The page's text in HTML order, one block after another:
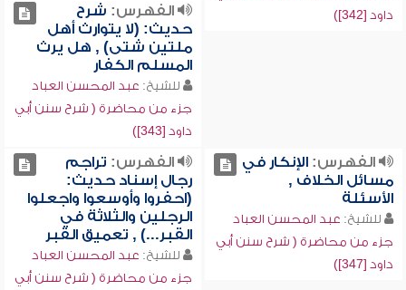
داود [342])
الفهرس: شرح
حديث: (لا يتوارث أهل
ملتين شتى) , هل يرث
المسلم الكفار
للشيخ: عبد المحسن العباد
جزء من محاضرة ( شرح سنن أبي
داود [343])
الفهرس:الإنكار في
مسائل الخلاف ,
الأسئلة
للشيخ: عبد المحسن العباد
جزء من محاضرة ( شرح سنن أبي
داود [347])
الفهرس: تراجم
رجال إسناد حديث:
(احفروا وأوسعوا واجعلوا
الرجلين والثلاثة في
القبر...) , تعميق القبر
للشيخ: عبد المحسن العباد
جزء من محاضرة ( شرح سنن أبي